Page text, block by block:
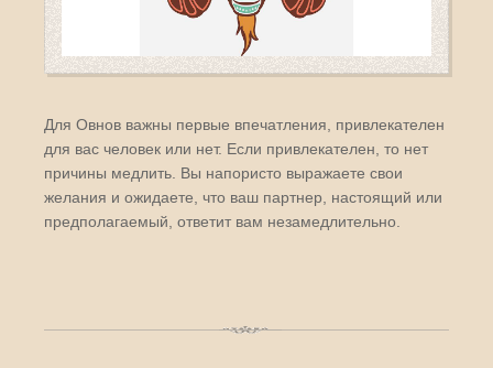
Для Овнов важны первые впечатления, привлекателен
для вас человек или нет. Если привлекателен, то нет
причины медлить. Вы напористо выражаете свои
желания и ожидаете, что ваш партнер, настоящий или
предполагаемый, ответит вам незамедлительно.